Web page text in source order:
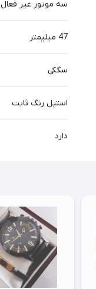
سه موتور غیر فعال
47 میلیمتر
سگکی
استیل رنگ ثابت
دارد